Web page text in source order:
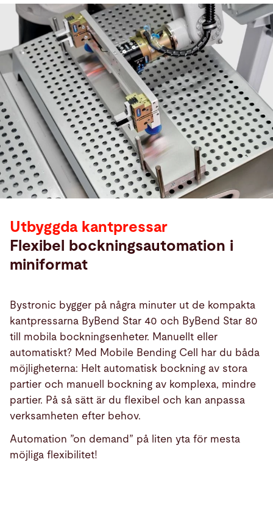
Utbyggda kantpressar
Flexibel bockningsautomation i
miniformat
Bystronic bygger på några minuter ut de kompakta
kantpressarna ByBend Star 40 och ByBend Star 80
till mobila bockningsenheter. Manuellt eller
automatiskt? Med Mobile Bending Cell har du båda
möjligheterna: Helt automatisk bockning av stora
partier och manuell bockning av komplexa, mindre
partier. På så sätt är du flexibel och kan anpassa
verksamheten efter behov.
Automation ”on demand” på liten yta för mesta
möjliga flexibilitet!